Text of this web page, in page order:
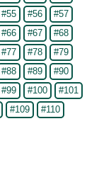
#55 #56
#57
#66 #67
#68
#77 #78
#79
#88 #89
#90
#99 #100
#101
#109
#110